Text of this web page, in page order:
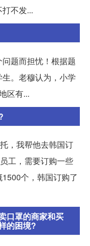
不发...
题而担忧！根据题
。老穆认为，小学
区有...
，我帮他去韩国订
工，需要订购一些
个，韩国订购了
口罩的商家和买
的困境?